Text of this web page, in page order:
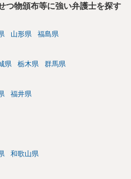
つ物頒布等に強い弁護士を探す
山形県 福島県
県 栃木県 群馬県
福井県
和歌山県